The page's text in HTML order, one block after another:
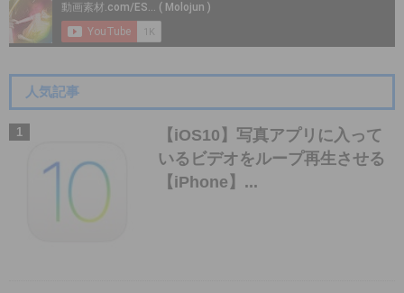
人気記事
【iOS10】写真アプリに入って
いるビデオをループ再生させる
【iPhone】...